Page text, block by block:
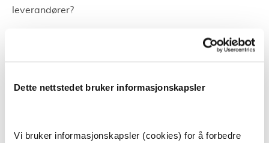
Dette nettstedet bruker informasjonskapsler
Vi bruker informasjonskapsler (cookies) for å forbedre
leverandører?
leverandører som kunne levere nett til ditt nettopp ditt
man også si at konkurransen tilspisser seg.